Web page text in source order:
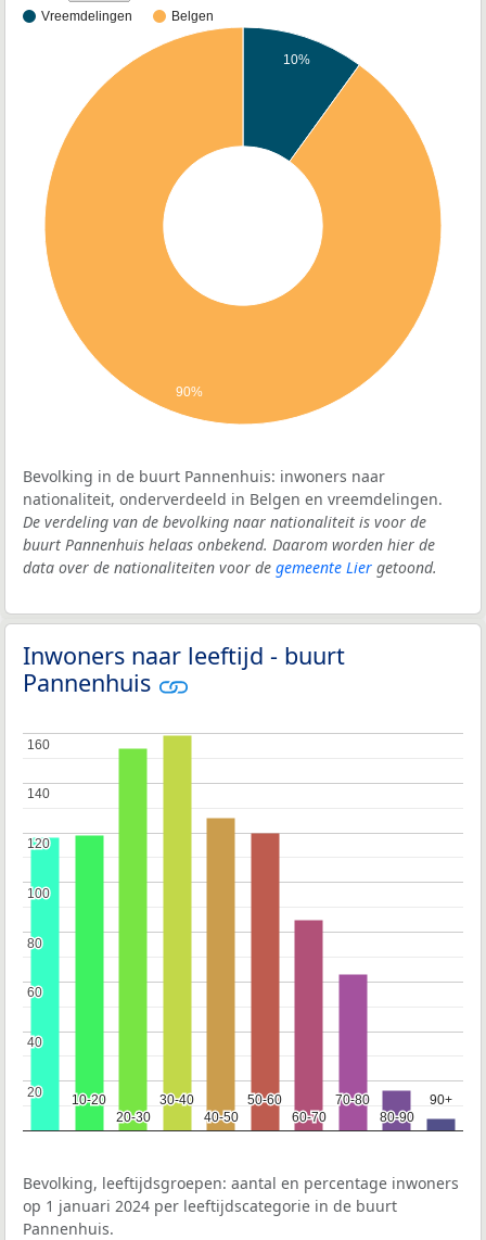
Vreemdelingen Belgen
10%
90%
Bevolking in de buurt Pannenhuis: inwoners naar
nationaliteit, onderverdeeld in Belgen en vreemdelingen.
De verdeling van de bevolking naar nationaliteit is voor de
buurt Pannenhuis helaas onbekend. Daarom worden hier de
data over de nationaliteiten voor de gemeente Lier getoond.
Inwoners naar leeftijd - buurt
Pannenhuis
10-20
10-20
20-30
20-30
30-40
30-40
40-50
40-50
50-60
50-60
60-70
60-70
70-80
70-80
80-90
80-90
90+
90+
20
20
40
40
60
60
80
80
100
100
120
120
140
140
160
160
Bevolking, leeftijdsgroepen: aantal en percentage inwoners
op 1 januari 2024 per leeftijdscategorie in de buurt
Pannenhuis.